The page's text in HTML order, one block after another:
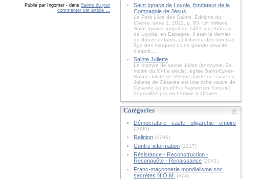
Publié par Ingomer - dansSaints du jour
commenter cet article
Saint Ignace de Loyola, fondateur de la
Compagnie de Jésus
Le Petit Livre des Saints, Éditions du
Chêne, tome 1, 2011, p. 85. Un militaire
Saint Ignace naquit en 1491 a u château
de Loyola, en Espagne. Il était le dernier
de douze enfants, et il donna dès son bas
âge des marques d'une grande vivacité
d'esprit....
Sainte Juliette
Le martyre de sainte Julitte (anonyme, 2e
moitié du XVIIe siècle), église Saint-Cyr-et-
Sainte-Julitte de Villejuif Julitte de Tarse ou
Juliette de Césarée est une riche veuve de
Césarée (aujourd'hui Kayseri en Turquie),
dépouillée par un homme d'affaires...
Catégories
Démocrature - caste - oligarchie - empire
(2090)
Religion(1796)
Contre-information(1217)
Résistance - Reconstruction -
Reconquête - Renaissance(1041)
Franc-maçonnerie mondialisme soc.
secrètes N.O.M. (674)